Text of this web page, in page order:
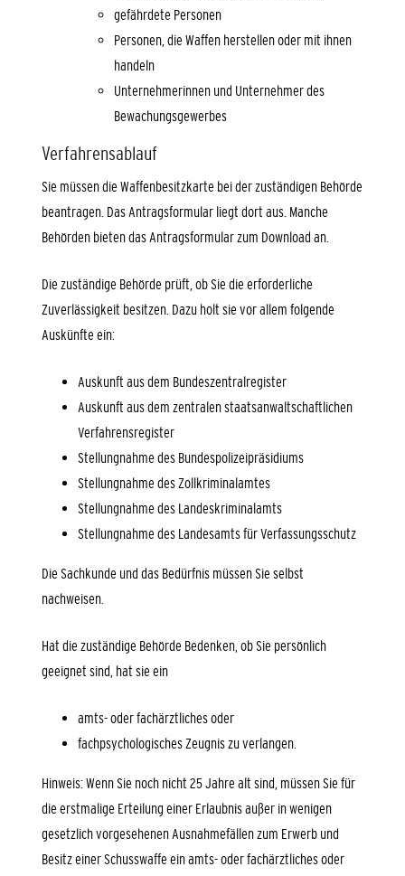
gefährdete Personen
Personen, die Waffen herstellen oder mit ihnen
handeln
Unternehmerinnen und Unternehmer des
Bewachungsgewerbes
Verfahrensablauf
Sie müssen die Waffenbesitzkarte bei der zuständigen Behörde
beantragen. Das Antragsformular liegt dort aus. Manche
Behörden bieten das Antragsformular zum Download an.
Die zuständige Behörde prüft, ob Sie die erforderliche
Zuverlässigkeit besitzen. Dazu holt sie vor allem folgende
Auskünfte ein:
Auskunft aus dem Bundeszentralregister
Auskunft aus dem zentralen staatsanwaltschaftlichen
Verfahrensregister
Stellungnahme des Bundespolizeipräsidiums
Stellungnahme des Zollkriminalamtes
Stellungnahme des Landeskriminalamts
Stellungnahme des Landesamts für Verfassungsschutz
Die Sachkunde und das Bedürfnis müssen Sie selbst
nachweisen.
Hat die zuständige Behörde Bedenken, ob Sie persönlich
geeignet sind, hat sie ein
amts- oder fachärztliches oder
fachpsychologisches Zeugnis zu verlangen.
Hinweis:Wenn Sie noch nicht 25 Jahre alt sind, müssen Sie für
die erstmalige Erteilung einer Erlaubnis außer in wenigen
gesetzlich vorgesehenen Ausnahmefällen zum Erwerb und
Besitz einer Schusswaffe ein amts- oder fachärztliches oder